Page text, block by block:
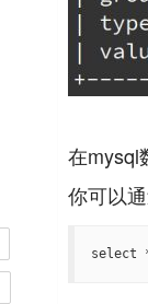
在mysql
select